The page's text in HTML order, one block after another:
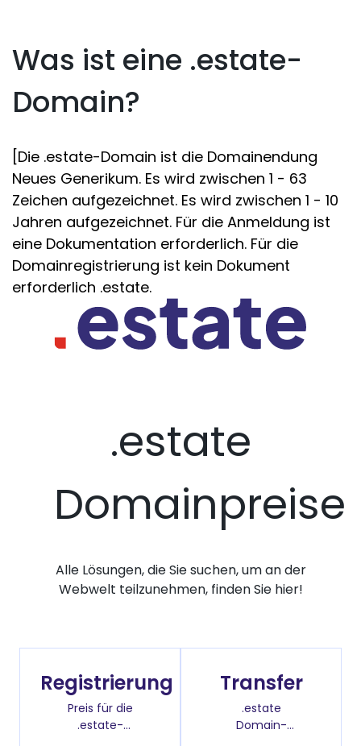
Was ist eine .estate-
Domain?
[Die .estate-Domain ist die Domainendung
Neues Generikum. Es wird zwischen 1 - 63
Zeichen aufgezeichnet. Es wird zwischen 1 - 10
Jahren aufgezeichnet. Für die Anmeldung ist
eine Dokumentation erforderlich. Für die
Domainregistrierung ist kein Dokument
erforderlich .estate.
.estate
Domainpreise
Alle Lösungen, die Sie suchen, um an der
Webwelt teilzunehmen, finden Sie hier!
Registrierung
Preis für die
.estate-
Transfer
.estate
Domain-